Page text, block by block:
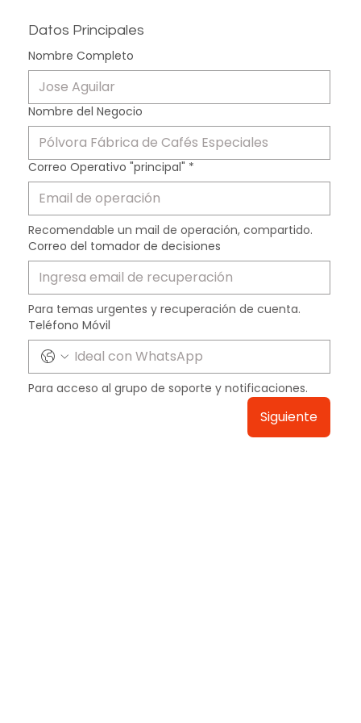
Datos Principales
Nombre Completo
Nombre del Negocio
Correo Operativo "principal" *
Recomendable un mail de operación, compartido.
Correo del tomador de decisiones
Para temas urgentes y recuperación de cuenta.
Teléfono Móvil
Para acceso al grupo de soporte y notificaciones.
Siguiente